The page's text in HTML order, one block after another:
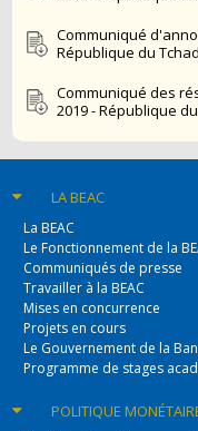
Communiqué
République du Tchad
Communiqué des
2019 - République
LA BEAC
La BEAC
Le Fonctionnement de la
Communiqués de presse
Travailler à la BEAC
Mises en concurrence
Projets en cours
Le Gouvernement de la
Programme de stages
POLITIQUE